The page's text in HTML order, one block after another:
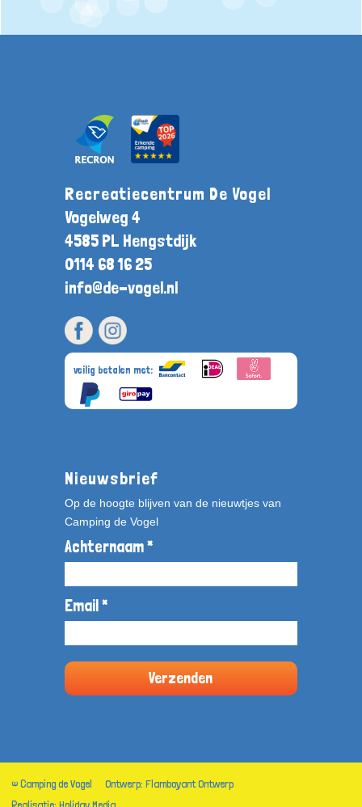
Recreatiecentrum De Vogel
Vogelweg 4
4585 PL Hengstdijk
0114 68 16 25
info@de-vogel.nl
veilig betalen met:
Nieuwsbrief
Op de hoogte blijven van de nieuwtjes van
Camping de Vogel
Achternaam *
Email *
© Camping de Vogel
Ontwerp: Flamboyant Ontwerp